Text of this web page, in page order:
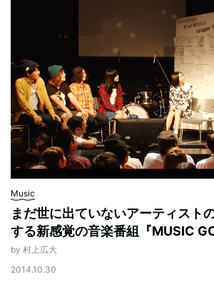
Music
まだ世に出ていないアーティスト
する新感覚の音楽番組『MUSIC
by 村上広大
2014.10.30